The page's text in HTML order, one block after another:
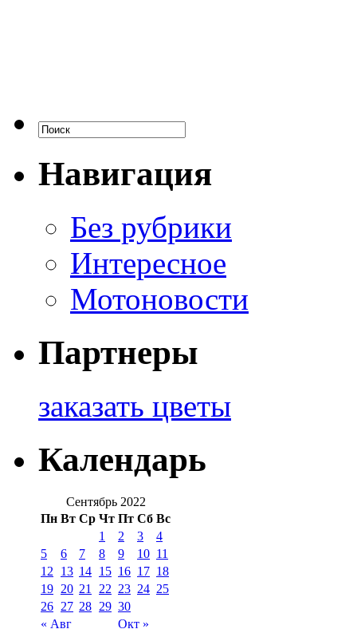
Навигация
Без рубрики
Интересное
Мотоновости
Партнеры
заказать цветы
Календарь
Сентябрь 2022
Пн Вт Ср Чт Пт Сб Вс
« Авг Окт »
1 2 3
4
5
6 7 8 9 10 11
12
13 14 15 16 17 18
19 20 21 22 23 24 25
26 27 28 29 30